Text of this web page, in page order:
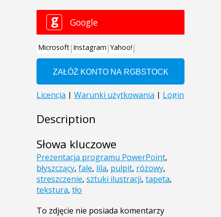
Description
Słowa kluczowe
Prezentacja programu PowerPoint,
błyszczący, fale, lila, pulpit, różowy,
streszczenie, sztuki ilustracji, tapeta,
tekstura, tło
To zdjęcie nie posiada komentarzy